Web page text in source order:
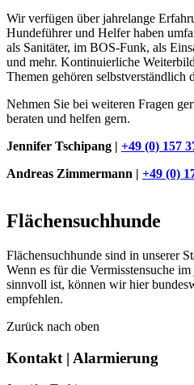
Wir verfügen über jahrelange
Hundeführer und Helfer haben
als Sanitäter, im BOS-Funk, als
und mehr. Kontinuierliche
Themen gehören selbstverständlich
Nehmen Sie bei weiteren Fragen
beraten und helfen gern.
Jennifer Tschipang | +49 (0) 157
Andreas Zimmermann | +49 (0)
Flächensuchhunde
Flächensuchhunde sind in unserer
Wenn es für die Vermisstensuche
sinnvoll ist, können wir hier
empfehlen.
Zurück nach oben
Kontakt | Alarmierung